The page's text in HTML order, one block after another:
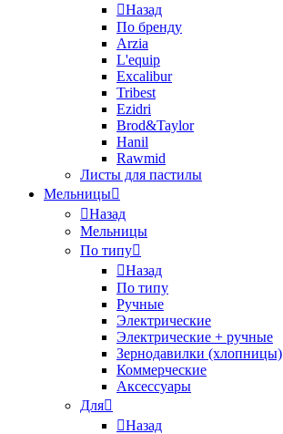
Назад
По бренду
Arzia
L'equip
Excalibur
Tribest
Ezidri
Brod&Taylor
Hanil
Rawmid
Листы для пастилы
Мельницы
Назад
Мельницы
По типу
Назад
По типу
Ручные
Электрические
Электрические + ручные
Зернодавилки (хлопницы)
Коммерческие
Аксессуары
Для
Назад